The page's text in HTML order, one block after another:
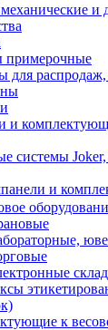
и
примерочные
для
и
системы
и
к